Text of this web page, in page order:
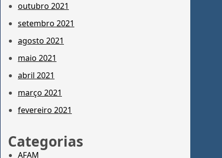
outubro 2021
setembro 2021
agosto 2021
maio 2021
abril 2021
março 2021
fevereiro 2021
Categorias
AFAM